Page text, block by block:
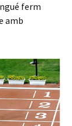
ferm
amb